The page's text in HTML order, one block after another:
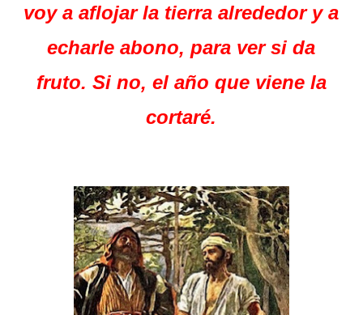
voy a aflojar la tierra alrededor y a
echarle abono, para ver si da
fruto. Si no, el año que viene la
cortaré.